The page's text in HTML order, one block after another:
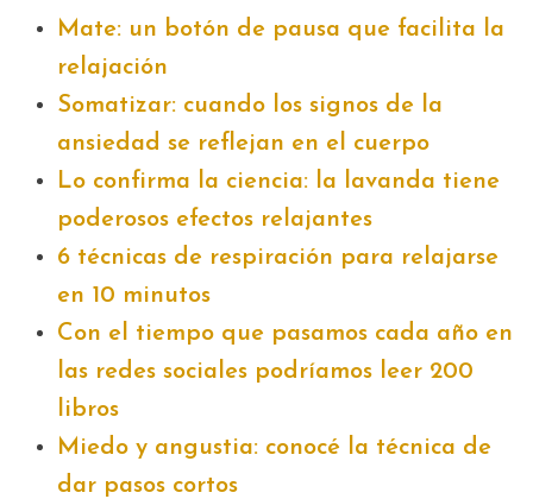
Mate: un botón de pausa que facilita la
relajación
Somatizar: cuando los signos de la
ansiedad se reflejan en el cuerpo
Lo confirma la ciencia: la lavanda tiene
poderosos efectos relajantes
6 técnicas de respiración para relajarse
en 10 minutos
Con el tiempo que pasamos cada año en
las redes sociales podríamos leer 200
libros
Miedo y angustia: conocé la técnica de
dar pasos cortos